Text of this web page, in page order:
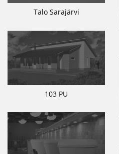
Talo Sarajärvi
103 PU